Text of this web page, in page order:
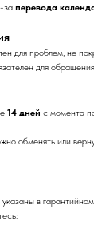
за перевода
для проблем, не
для
14 дней с момента
обменять или
в